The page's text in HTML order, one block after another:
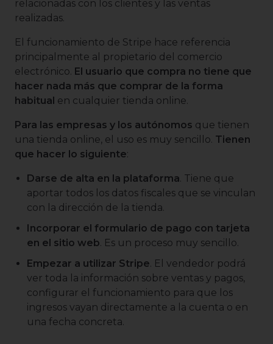
relacionadas con los clientes y las ventas
realizadas.
El funcionamiento de Stripe hace referencia
principalmente al propietario del comercio
electrónico. El usuario que compra no tiene que
hacer nada más que comprar de la forma
habitual en cualquier tienda online.
Para las empresas y los autónomos que tienen
una tienda online, el uso es muy sencillo. Tienen
que hacer lo siguiente:
Darse de alta en la plataforma. Tiene que
aportar todos los datos fiscales que se vinculan
con la dirección de la tienda.
Incorporar el formulario de pago con tarjeta
en el sitio web. Es un proceso muy sencillo.
Empezar a utilizar Stripe. El vendedor podrá
ver toda la información sobre ventas y pagos,
configurar el funcionamiento para que los
ingresos vayan directamente a la cuenta o en
una fecha concreta.